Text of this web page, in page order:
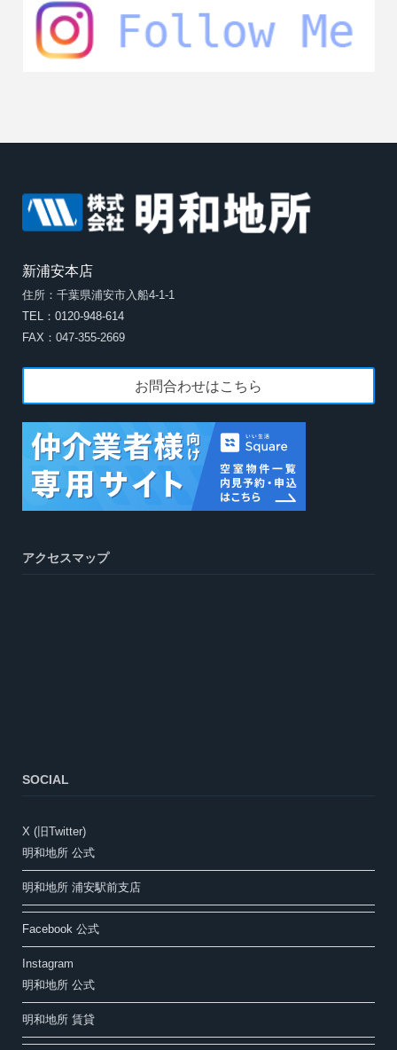
新浦安本店
住所：千葉県浦安市入船4-1-1
TEL：0120-948-614
FAX：047-355-2669
お問合わせはこちら
アクセスマップ
SOCIAL
X (旧Twitter)
明和地所 公式
明和地所 浦安駅前支店
Facebook 公式
Instagram
明和地所 公式
明和地所 賃貸